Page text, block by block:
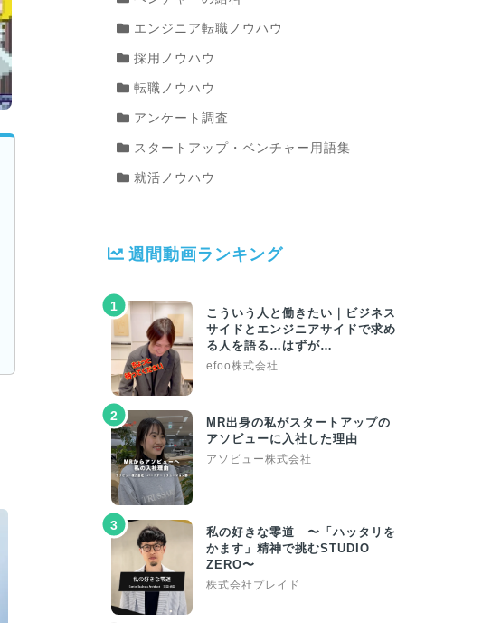
エンジニア転職ノウハウ
採用ノウハウ
転職ノウハウ
アンケート調査
スタートアップ・ベンチャー用語集
就活ノウハウ
週間動画ランキング
1
こういう人と働きたい｜ビジネス
サイドとエンジニアサイドで求め
る人を語る…はずが…
efoo株式会社
2
MR出身の私がスタートアップの
アソビューに入社した理由
アソビュー株式会社
3
私の好きな零道 〜「ハッタリを
かます」精神で挑むSTUDIO
ZERO〜
株式会社プレイド